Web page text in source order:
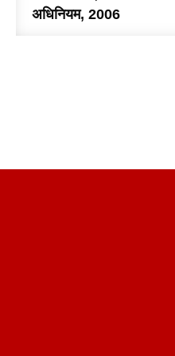
अधिनियम, 2006